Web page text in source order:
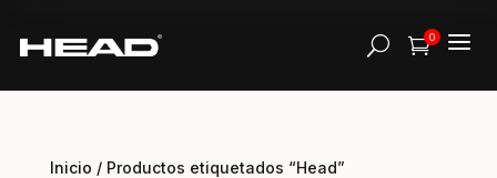
U 0 a
Inicio / Productos etiquetados “Head”